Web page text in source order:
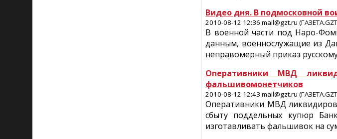
Видео дня. В подмосковной
2010-08-12 12:36 mail@gzt.ru
В военной части под Наро-
данным, военнослужащие из
неправомерный приказ
Оперативники МВД
фальшивомонетчиков
2010-08-12 12:43 mail@gzt.ru
Оперативники МВД
сбыту поддельных купюр
изготавливать фальшивок на